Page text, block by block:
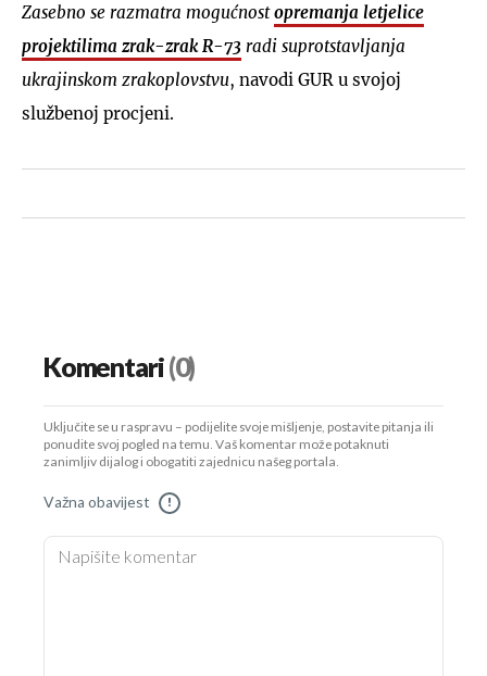
Zasebno se razmatra mogućnostopremanja letjelice
projektilima zrak-zrak R-73 radi suprotstavljanja
ukrajinskom zrakoplovstvu, navodi GUR u svojoj
službenoj procjeni.
Komentari(0)
Uključite se u raspravu – podijelite svoje mišljenje, postavite pitanja ili
ponudite svoj pogled na temu. Vaš komentar može potaknuti
zanimljiv dijalog i obogatiti zajednicu našeg portala.
Važna obavijest !